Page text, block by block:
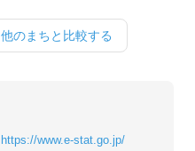
他のまちと比較する
https://www.e-stat.go.jp/